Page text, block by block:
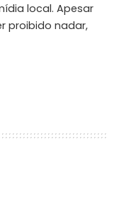
local. Apesar
proibido nadar,